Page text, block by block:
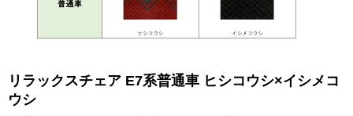
リラックスチェア E7系普通車 ヒシコウシ×イシメコ
ウシ